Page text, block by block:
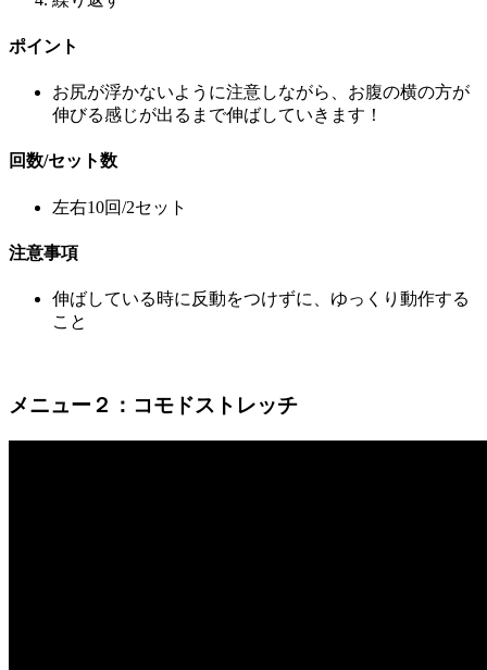
ポイント
お尻が浮かないように注意しながら、お腹の横の方が
伸びる感じが出るまで伸ばしていきます！
回数/セット数
左右10回/2セット
注意事項
伸ばしている時に反動をつけずに、ゆっくり動作する
こと
メニュー２：コモドストレッチ